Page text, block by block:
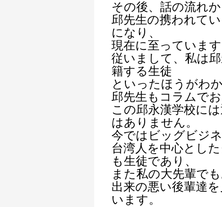
その後、話の流れ
邱先生の携われて
になり、
現在に至っていま
従いまして、私は
籍する生徒
といったほうがわ
邱先生もコラムで
この邱永漢学校に
はありません。
今ではビッグビジ
台湾人を中心とし
も生徒であり、
また私の大先輩で
出来の悪い後輩達
います。